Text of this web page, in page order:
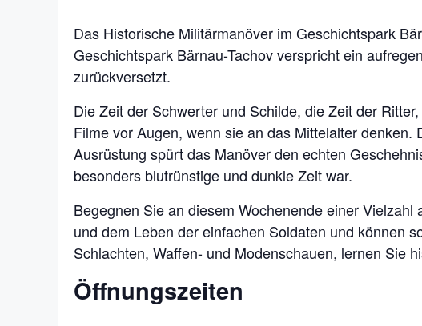
Das Historische Militärmanöver im Geschichtspark
Geschichtspark Bärnau-Tachov verspricht ein
zurückversetzt.
Die Zeit der Schwerter und Schilde, die Zeit der
Filme vor Augen, wenn sie an das Mittelalter
Ausrüstung spürt das Manöver den echten
besonders blutrünstige und dunkle Zeit war.
Begegnen Sie an diesem Wochenende einer
und dem Leben der einfachen Soldaten und können
Schlachten, Waffen- und Modenschauen, lernen Sie
Öffnungszeiten